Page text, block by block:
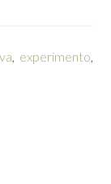
, experimento,